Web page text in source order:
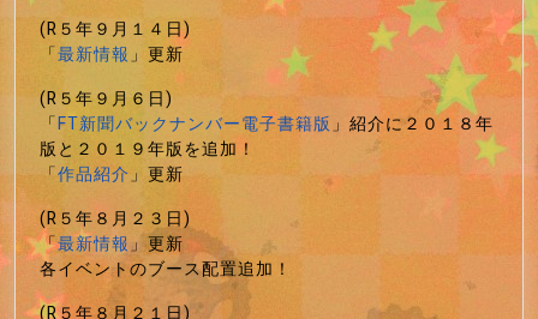
(R５年９月１４日)
「最新情報」更新
(R５年９月６日)
「FT新聞バックナンバー電子書籍版」紹介に２０１８年
版と２０１９年版を追加！
「作品紹介」更新
(R５年８月２３日)
「最新情報」更新
各イベントのブース配置追加！